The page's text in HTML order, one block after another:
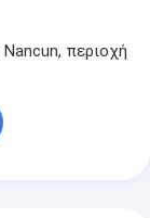
περιοχή